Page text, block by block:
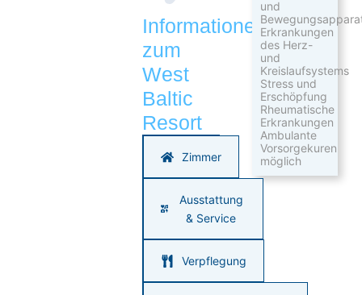
Informationen
zum
West
Baltic
Resort
Zimmer
Ausstattung
& Service
Verpflegung
und
Erkrankungen
des Herz-
und
Kreislaufsystems
Stress und
Erschöpfung
Rheumatische
Erkrankungen
Ambulante
Vorsorgekuren
möglich